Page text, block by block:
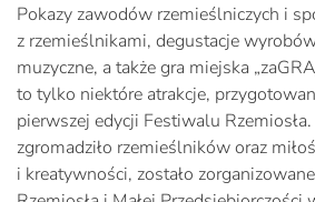
Pokazy zawodów rzemieślniczych i
z rzemieślnikami, degustacje
muzyczne, a także gra miejska
to tylko niektóre atrakcje,
pierwszej edycji Festiwalu
zgromadziło rzemieślników oraz
i kreatywności, zostało